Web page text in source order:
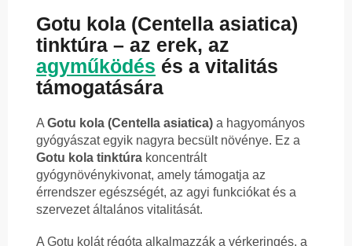
Gotu kola (Centella asiatica)
tinktúra – az erek, az
agyműködés és a vitalitás
támogatására
A Gotu kola (Centella asiatica) a hagyományos
gyógyászat egyik nagyra becsült növénye. Ez a
Gotu kola tinktúra koncentrált
gyógynövénykivonat, amely támogatja az
érrendszer egészségét, az agyi funkciókat és a
szervezet általános vitalitását.
A Gotu kolát régóta alkalmazzák a vérkeringés, a